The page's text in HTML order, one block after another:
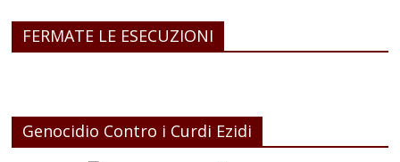
FERMATE LE ESECUZIONI
Genocidio Contro i Curdi Ezidi